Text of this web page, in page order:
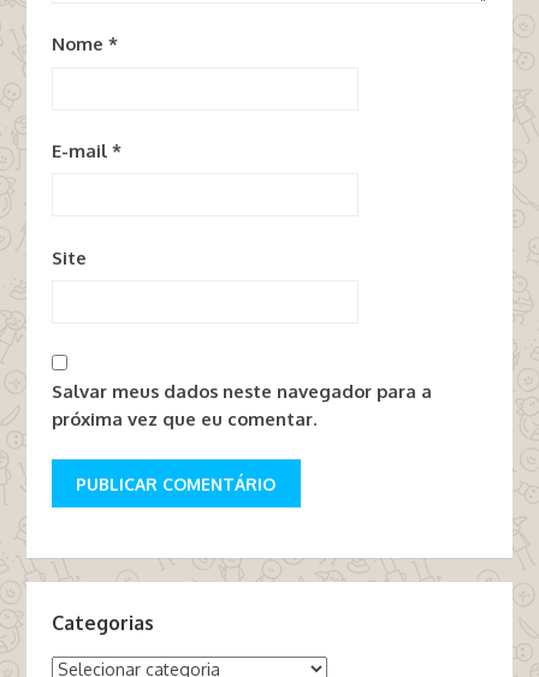
Nome *
E-mail *
Site
Salvar meus dados neste navegador para a
próxima vez que eu comentar.
Categorias
Categorias